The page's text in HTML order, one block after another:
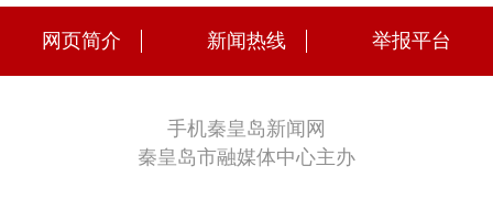
网页简介 新闻热线 举报平台
手机秦皇岛新闻网
秦皇岛市融媒体中心主办